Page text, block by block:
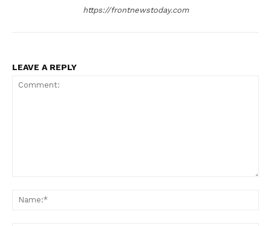
https://frontnewstoday.com
LEAVE A REPLY